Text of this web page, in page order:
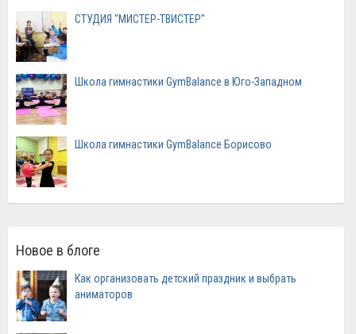
СТУДИЯ "МИСТЕР-ТВИСТЕР"
Школа гимнастики GymBalance в Юго-Западном
Школа гимнастики GymBalance Борисово
Новое в блоге
Как организовать детский праздник и выбрать
аниматоров